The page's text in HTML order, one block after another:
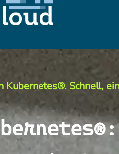
Kubernetes®. Schnell,